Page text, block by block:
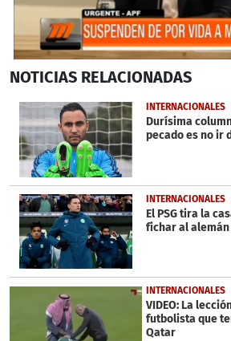
seconds
2
minutes,
54
seconds
NOTICIAS RELACIONADAS
INTERNACIONALES
Durísima
pecado es no ir
INTERNACIONALES
El PSG tira la
fichar al
INTERNACIONALES
VIDEO: La
futbolista que
Qatar